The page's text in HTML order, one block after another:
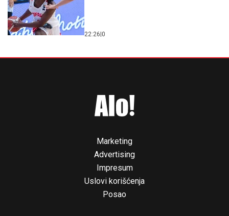
22:26 0
Marketing
Advertising
Impresum
Uslovi korišćenja
Posao